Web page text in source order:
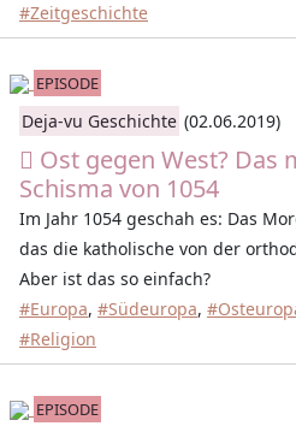
#Zeitgeschichte
EPISODE
Deja-vu Geschichte (02.06.2019)
Ost gegen West? Das
Schisma von 1054
Im Jahr 1054 geschah es: Das
das die katholische von der
Aber ist das so einfach?
#Europa, #Südeuropa,
#Religion
EPISODE